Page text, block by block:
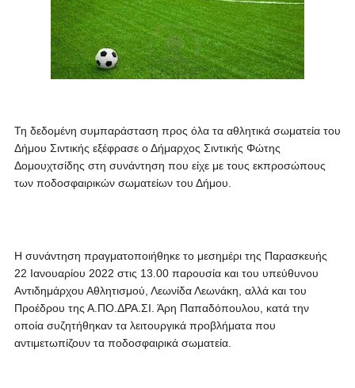
Τη δεδομένη συμπαράσταση προς όλα τα αθλητικά σωματεία του
Δήμου Σιντικής εξέφρασε ο Δήμαρχος Σιντικής Φώτης
Δομουχτσίδης στη συνάντηση που είχε με τους εκπροσώπους
των ποδοσφαιρικών σωματείων του Δήμου.
Η συνάντηση πραγματοποιήθηκε το μεσημέρι της Παρασκευής
22 Ιανουαρίου 2022 στις 13.00 παρουσία και του υπεύθυνου
Αντιδημάρχου Αθλητισμού, Λεωνίδα Λεωνάκη, αλλά και του
Προέδρου της Α.ΠΟ.ΔΡΑ.ΣΙ. Άρη Παπαδόπουλου, κατά την
οποία συζητήθηκαν τα λειτουργικά προβλήματα που
αντιμετωπίζουν τα ποδοσφαιρικά σωματεία.